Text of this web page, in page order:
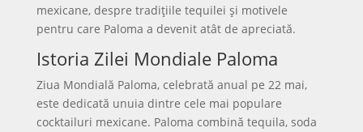
mexicane, despre tradițiile tequilei și motivele
pentru care Paloma a devenit atât de apreciată.
Istoria Zilei Mondiale Paloma
Ziua Mondială Paloma, celebrată anual pe 22 mai,
este dedicată unuia dintre cele mai populare
cocktailuri mexicane. Paloma combină tequila, soda